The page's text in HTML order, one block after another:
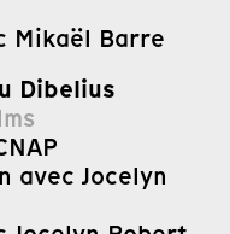
Mikaël Barre
Dibelius
avec Jocelyn